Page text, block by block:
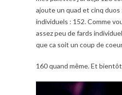
ajoute un quad et cinq duos
individuels : 152. Comme
assez peu de fards
que ca soit un coup de
160 quand même. Et